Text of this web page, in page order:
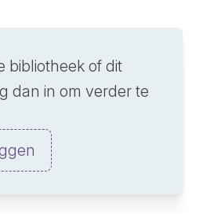
bibliotheek of dit
dan in om verder te